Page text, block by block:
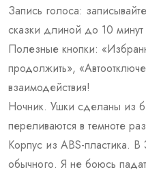
Запись голоса:
сказки длиной до 10 минут
Полезные кнопки:
продолжить»,
взаимодействия!
Ночник. Ушки сделаны из
переливаются в темноте
Корпус из ABS-пластика.
обычного. Я не боюсь